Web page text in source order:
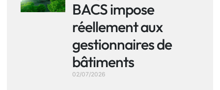
BACS impose
réellement aux
gestionnaires de
bâtiments
02/07/2026